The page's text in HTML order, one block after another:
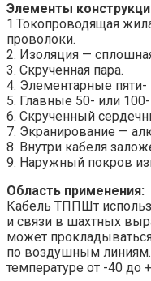
Элементы
1.Токопроводящая
проволоки.
2. Изоляция —
3. Скрученная пара.
4. Элементарные пяти-
5. Главные 50- или
6. Скрученный
7. Экранирование —
8. Внутри кабеля
9. Наружный покров
Область применения:
Кабель ТППШт
и связи в шахтных
может
по воздушным линиям.
температуре от -40 до